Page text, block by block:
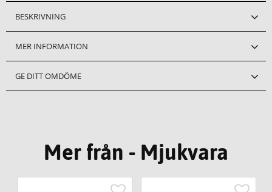
BESKRIVNING
MER INFORMATION
GE DITT OMDÖME
Mer från - Mjukvara